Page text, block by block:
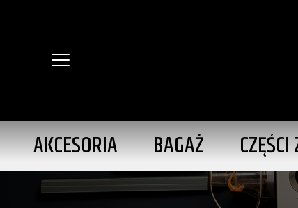
AKCESORIA BAGAŻ